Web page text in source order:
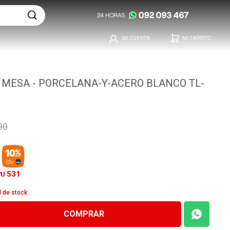
- PORCELANA-Y-ACERO BLANCO TL-
531
de stock
COMPRAR